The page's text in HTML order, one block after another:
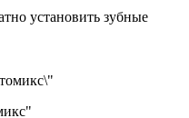
установить зубные